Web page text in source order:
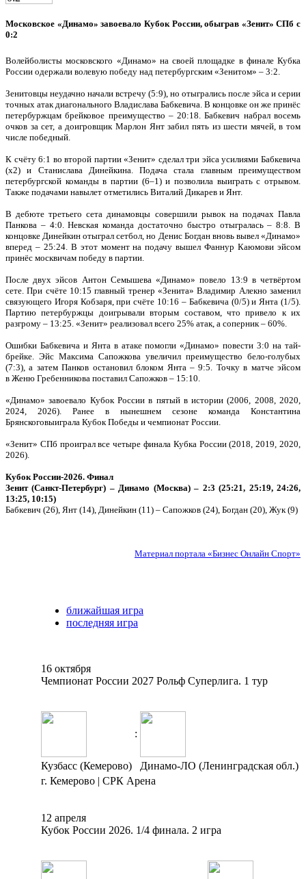
Московское «Динамо» завоевало Кубок России, обыграв «Зенит» СПб с
0:2
Волейболисты московского «Динамо» на своей площадке в финале Кубка
России одержали волевую победу над петербургским «Зенитом» – 3:2.
Зенитовцы неудачно начали встречу (5:9), но отыгрались после эйса и серии
точных атак диагонального Владислава Бабкевича. В концовке он же принёс
петербуржцам брейковое преимущество – 20:18. Бабкевич набрал восемь
очков за сет, а доигровщик Марлон Янт забил пять из шести мячей, в том
числе победный.
К счёту 6:1 во второй партии «Зенит» сделал три эйса усилиями Бабкевича
(х2) и Станислава Динейкина. Подача стала главным преимуществом
петербургской команды в партии (6–1) и позволила выиграть с отрывом.
Также подачами навылет отметились Виталий Дикарев и Янт.
В дебюте третьего сета динамовцы совершили рывок на подачах Павла
Панкова – 4:0. Невская команда достаточно быстро отыгралась – 8:8. В
концовке Динейкин отыграл сетбол, но Денис Богдан вновь вывел «Динамо»
вперед – 25:24. В этот момент на подачу вышел Фаннур Каюмови эйсом
принёс москвичам победу в партии.
После двух эйсов Антон Семышева «Динамо» повело 13:9 в четвёртом
сете. При счёте 10:15 главный тренер «Зенита» Владимир Алекно заменил
связующего Игоря Кобзаря, при счёте 10:16 – Бабкевича (0/5) и Янта (1/5).
Партию петербуржцы доигрывали вторым составом, что привело к их
разгрому – 13:25. «Зенит» реализовал всего 25% атак, а соперник – 60%.
Ошибки Бабкевича и Янта в атаке помогли «Динамо» повести 3:0 на тай-
брейке. Эйс Максима Сапожкова увеличил преимущество бело-голубых
(7:3), а затем Панков остановил блоком Янта – 9:5. Точку в матче эйсом
в Женю Гребенникова поставил Сапожков – 15:10.
«Динамо» завоевало Кубок России в пятый в истории (2006, 2008, 2020,
2024, 2026). Ранее в нынешнем сезоне команда Константина
Брянскоговыиграла Кубок Победы и чемпионат России.
«Зенит» СПб проиграл все четыре финала Кубка России (2018, 2019, 2020,
2026).
Кубок России-2026. Финал
Зенит (Санкт-Петербург) – Динамо (Москва) – 2:3 (25:21, 25:19, 24:26,
13:25, 10:15)
Бабкевич (26), Янт (14), Динейкин (11) – Сапожков (24), Богдан (20), Жук (9)
Материал портала «Бизнес Онлайн Спорт»
ближайшая игра
последняя игра
16 октября
Чемпионат России 2027 Рольф Суперлига. 1 тур
:
Кузбасс (Кемерово)
Динамо-ЛО (Ленинградская обл.)
г. Кемерово | СРК Арена
12 апреля
Кубок России 2026. 1/4 финала. 2 игра